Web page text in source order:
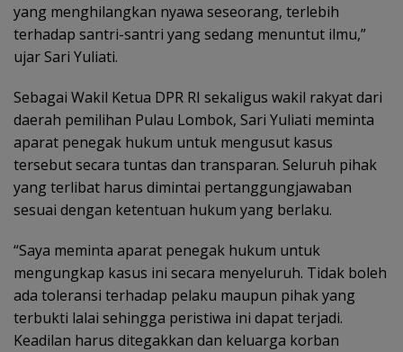
yang menghilangkan nyawa seseorang, terlebih
terhadap santri-santri yang sedang menuntut ilmu,”
ujar Sari Yuliati.
Sebagai Wakil Ketua DPR RI sekaligus wakil rakyat dari
daerah pemilihan Pulau Lombok, Sari Yuliati meminta
aparat penegak hukum untuk mengusut kasus
tersebut secara tuntas dan transparan. Seluruh pihak
yang terlibat harus dimintai pertanggungjawaban
sesuai dengan ketentuan hukum yang berlaku.
“Saya meminta aparat penegak hukum untuk
mengungkap kasus ini secara menyeluruh. Tidak boleh
ada toleransi terhadap pelaku maupun pihak yang
terbukti lalai sehingga peristiwa ini dapat terjadi.
Keadilan harus ditegakkan dan keluarga korban